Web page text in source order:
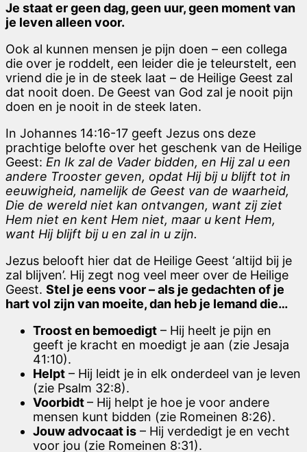
Je staat er geen dag, geen uur, geen moment van
je leven alleen voor.
Ook al kunnen mensen je pijn doen – een collega
die over je roddelt, een leider die je teleurstelt, een
vriend die je in de steek laat – de Heilige Geest zal
dat nooit doen. De Geest van God zal je nooit pijn
doen en je nooit in de steek laten.
In Johannes 14:16-17 geeft Jezus ons deze
prachtige belofte over het geschenk van de Heilige
Geest: En Ik zal de Vader bidden, en Hij zal u een
andere Trooster geven, opdat Hij bij u blijft tot in
eeuwigheid, namelijk de Geest van de waarheid,
Die de wereld niet kan ontvangen, want zij ziet
Hem niet en kent Hem niet, maar u kent Hem,
want Hij blijft bij u en zal in u zijn.
Jezus belooft hier dat de Heilige Geest ‘altijd bij je
zal blijven’. Hij zegt nog veel meer over de Heilige
Geest. Stel je eens voor – als je gedachten of je
hart vol zijn van moeite, dan heb je Iemand die…
Troost en bemoedigt – Hij heelt je pijn en
geeft je kracht en moedigt je aan (zie Jesaja
41:10).
Helpt – Hij leidt je in elk onderdeel van je leven
(zie Psalm 32:8).
Voorbidt– Hij helpt je hoe je voor andere
mensen kunt bidden (zie Romeinen 8:26).
Jouw advocaat is – Hij verdedigt je en vecht
voor jou (zie Romeinen 8:31).